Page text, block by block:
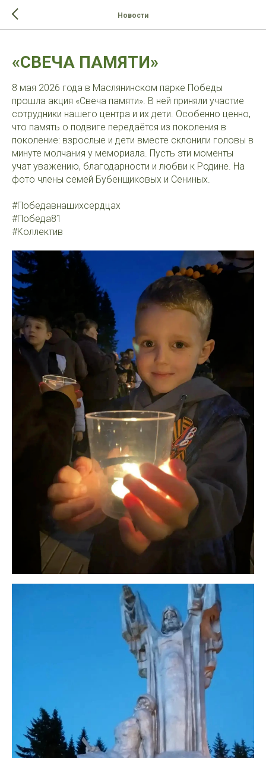
Новости
«СВЕЧА ПАМЯТИ»
8 мая 2026 года в Маслянинском парке Победы
прошла акция «Свеча памяти». В ней приняли участие
сотрудники нашего центра и их дети. Особенно ценно,
что память о подвиге передаётся из поколения в
поколение: взрослые и дети вместе склонили головы в
минуте молчания у мемориала. Пусть эти моменты
учат уважению, благодарности и любви к Родине. На
фото члены семей Бубенщиковых и Сениных.
#Победавнашихсердцах
#Победа81
#Коллектив